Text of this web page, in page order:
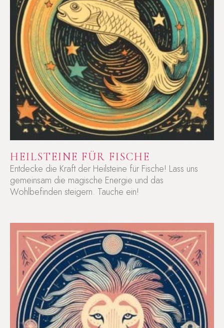
HEILSTEINE FÜR FISCHE
Entdecke die Kraft der Heilsteine für Fische! Lass uns
gemeinsam die magische Energie und das
Wohlbefinden steigern. Tauche ein!